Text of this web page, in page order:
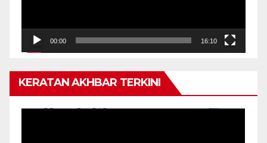
00:00 16:10
KERATAN AKHBAR TERKINI